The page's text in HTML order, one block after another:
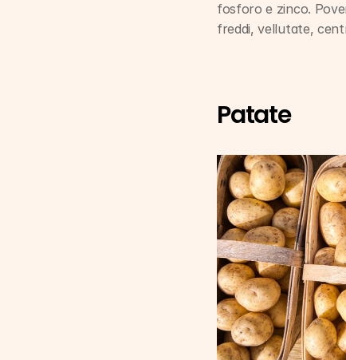
fosforo e zinco.
freddi, vellutate,
Patate